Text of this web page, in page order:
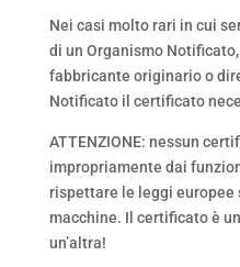
Nei casi molto rari in cui
di un Organismo
fabbricante originario o
Notificato il certificato
ATTENZIONE: nessun
impropriamente dai
rispettare le leggi europee
macchine. Il certificato è
un’altra!